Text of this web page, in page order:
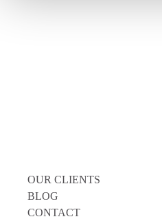
OUR CLIENTS
BLOG
CONTACT